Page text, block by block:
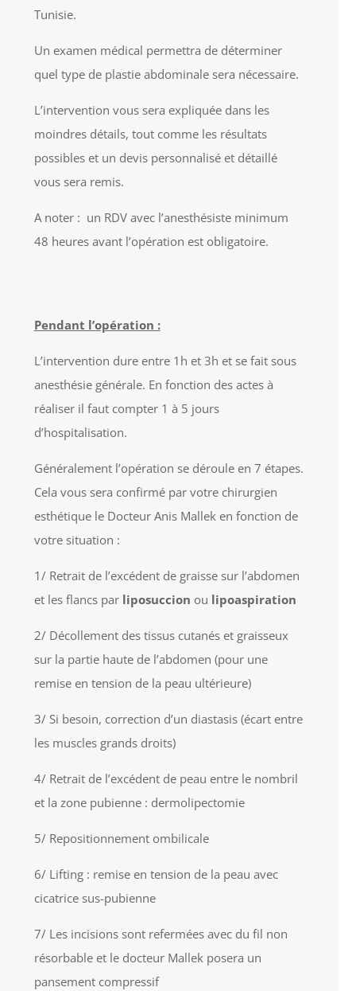
Tunisie.
Un examen médical permettra de déterminer
quel type de plastie abdominale sera nécessaire.
L’intervention vous sera expliquée dans les
moindres détails, tout comme les résultats
possibles et un devis personnalisé et détaillé
vous sera remis.
A noter : un RDV avec l’anesthésiste minimum
48 heures avant l’opération est obligatoire.
Pendant l’opération :
L’intervention dure entre 1h et 3h et se fait sous
anesthésie générale. En fonction des actes à
réaliser il faut compter 1 à 5 jours
d’hospitalisation.
Généralement l’opération se déroule en 7 étapes.
Cela vous sera confirmé par votre chirurgien
esthétique le Docteur Anis Mallek en fonction de
votre situation :
1/ Retrait de l’excédent de graisse sur l’abdomen
et les flancs par liposuccion ou lipoaspiration
2/ Décollement des tissus cutanés et graisseux
sur la partie haute de l’abdomen (pour une
remise en tension de la peau ultérieure)
3/ Si besoin, correction d’un diastasis (écart entre
les muscles grands droits)
4/ Retrait de l’excédent de peau entre le nombril
et la zone pubienne : dermolipectomie
5/ Repositionnement ombilicale
6/ Lifting : remise en tension de la peau avec
cicatrice sus-pubienne
7/ Les incisions sont refermées avec du fil non
résorbable et le docteur Mallek posera un
pansement compressif